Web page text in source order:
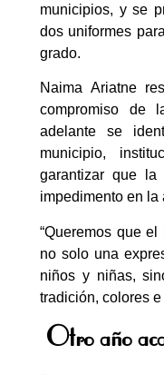
municipios, y se
dos uniformes
grado.
Naima Ariatne
compromiso de
adelante se
municipio,
garantizar que
impedimento en la
“Queremos que
no solo una
niños y niñas,
tradición, colores
Otro año